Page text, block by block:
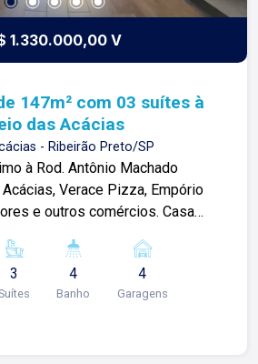
1.330.000,00 V
147m² com 03 suítes à
das Acácias
- Ribeirão Preto/SP
à Rod. Antônio Machado
Acácias, Verace Pizza, Empório
e outros comércios. Casa
ampla 02 ambientes com ar
planejada; -Área de
-01 lavabo; -Varanda
3 4
Banho
4
Garagens